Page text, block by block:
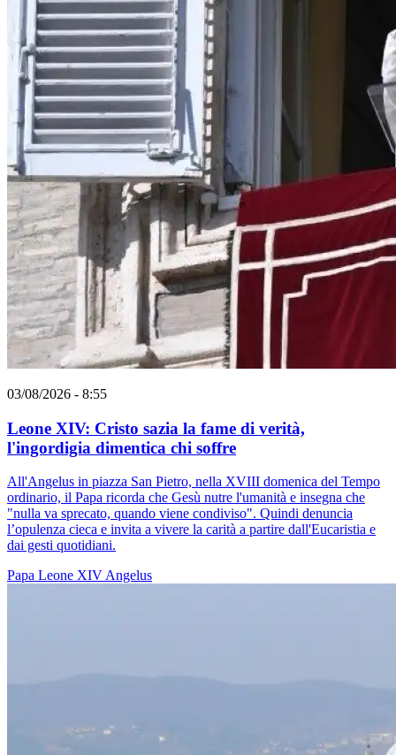
03/08/2026 - 8:55
Leone XIV: Cristo sazia la fame di verità,
l'ingordigia dimentica chi soffre
All'Angelus in piazza San Pietro, nella XVIII domenica del Tempo
ordinario, il Papa ricorda che Gesù nutre l'umanità e insegna che
"nulla va sprecato, quando viene condiviso". Quindi denuncia
l’opulenza cieca e invita a vivere la carità a partire dall'Eucaristia e
dai gesti quotidiani.
Papa Leone XIV Angelus